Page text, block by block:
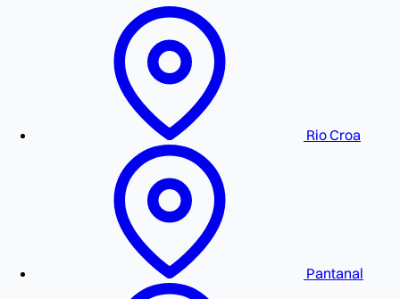
Rio Croa
Pantanal